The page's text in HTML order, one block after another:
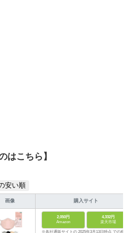
はこちら】
安い順
画像 購入サイト
2,050円
Amazon
4,332円
楽天市場
※各社通販サイトの 2025年3月13日時点 での税